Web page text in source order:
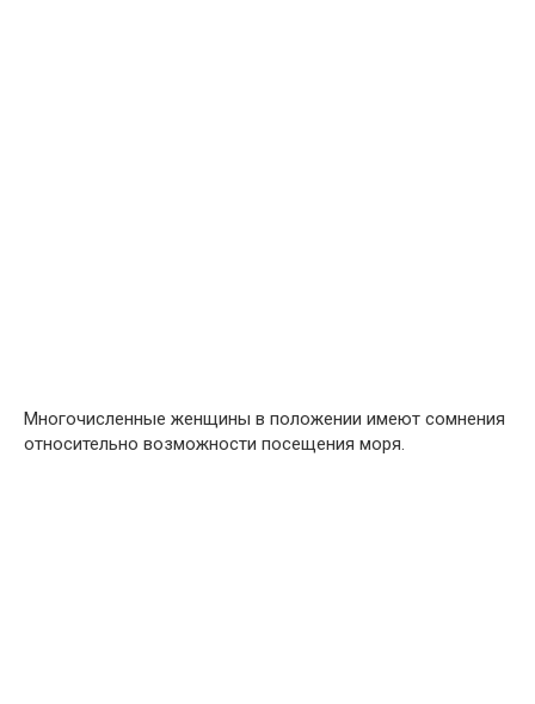
Многочисленные женщины в положении имеют сомнения
относительно возможности посещения моря.